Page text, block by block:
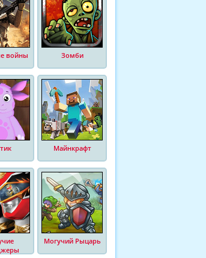
войны Зомби
Майнкрафт
Могучий Рыцарь